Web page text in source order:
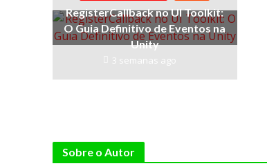
RegisterCallback no UI Toolkit:
O Guia Definitivo de Eventos na
Unity
3 semanas ago
Sobre o Autor